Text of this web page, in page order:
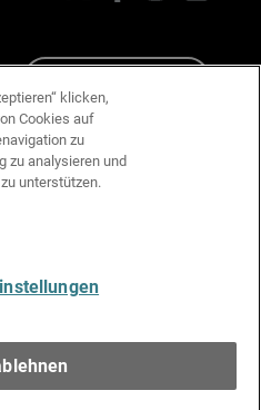
klicken,
Cookies auf
zu
zu analysieren und
unterstützen.